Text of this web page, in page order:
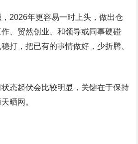
2026年更容易一时上头，做出仓
、贸然创业、和领导或同事硬碰
打，把已有的事情做好，少折腾、
态起伏会比较明显，关键在于保持
晒网。